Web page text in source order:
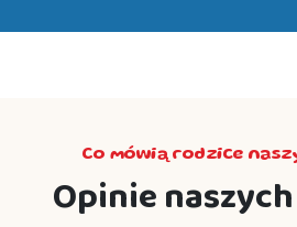
Co mówią rodzice
Opinie